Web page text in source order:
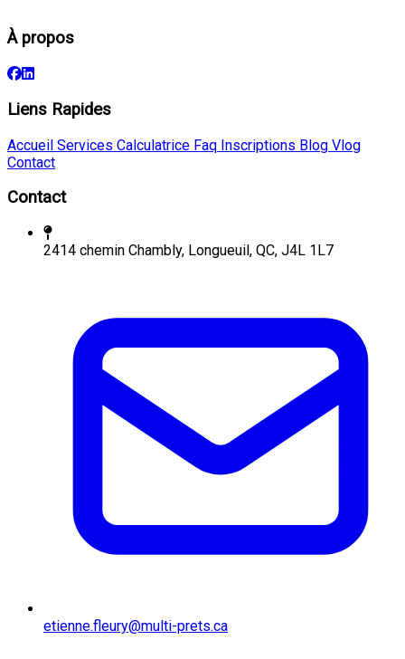
À propos
Liens Rapides
Accueil Services Calculatrice Faq Inscriptions Blog Vlog
Contact
Contact
2414 chemin Chambly, Longueuil, QC, J4L 1L7
etienne.fleury@multi-prets.ca